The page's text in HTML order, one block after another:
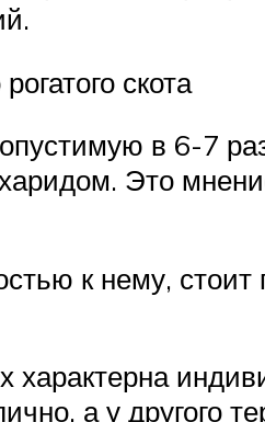
скота
в 6-7
Это
к нему, стоит
а у другого